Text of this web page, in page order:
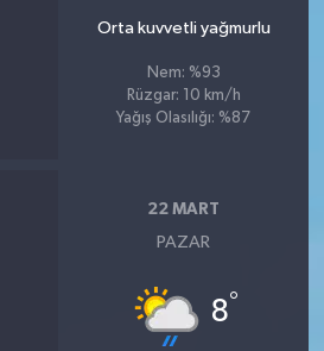
Orta kuvvetli yağmurlu
Nem: %93
Rüzgar: 10 km/h
Yağış Olasılığı: %87
22 MART
PAZAR
8°